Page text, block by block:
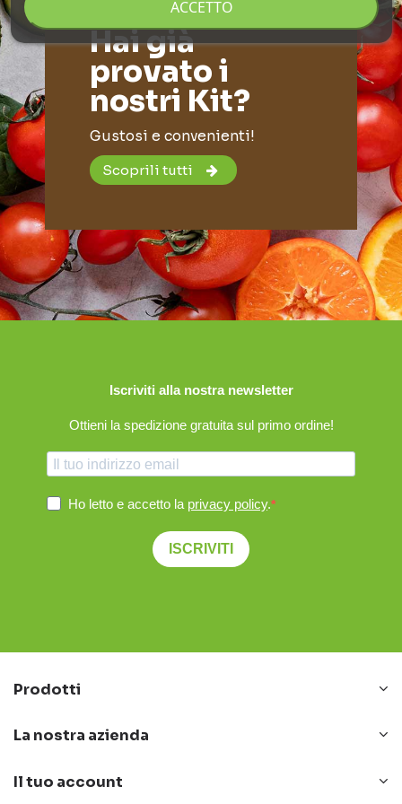
Hai già
provato i
nostri Kit?
Gustosi e convenienti!
Scoprili tutti
Iscriviti alla nostra newsletter
Ottieni la spedizione gratuita sul primo ordine!
Ho letto e accetto la privacy policy.
ISCRIVITI
Prodotti
La nostra azienda
Il tuo account
ACCETTO